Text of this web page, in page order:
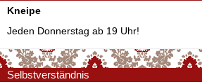
Kneipe
Jeden Donnerstag ab 19 Uhr!
Selbstverständnis